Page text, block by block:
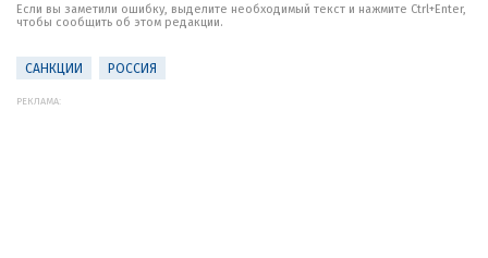
Если вы заметили ошибку, выделите необходимый текст и нажмите Ctrl+Enter,
чтобы сообщить об этом редакции.
САНКЦИИ РОССИЯ
РЕКЛАМА: